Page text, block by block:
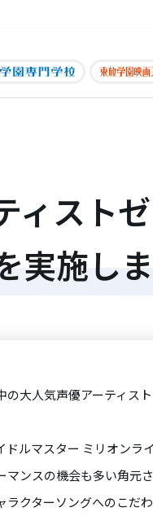
ィスト
実施し
の大人気声優アーティス
ドルマスター ミリオンラ
マンスの機会も多い角元
ラクターソングへのこだ